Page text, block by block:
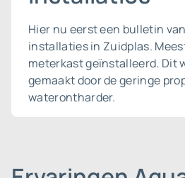
Hier nu eerst een bulletin
installaties in Zuidplas.
meterkast geïnstalleerd. Dit
gemaakt door de geringe
waterontharder.